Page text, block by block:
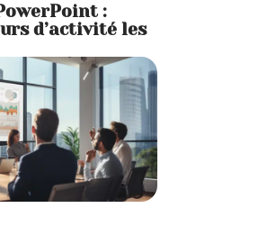
:
d’activité les